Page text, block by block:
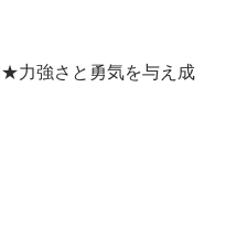
力強さと勇気を与え成